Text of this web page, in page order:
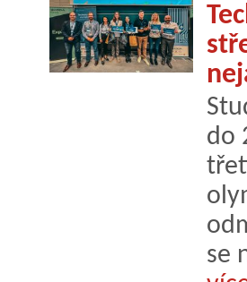
do
se